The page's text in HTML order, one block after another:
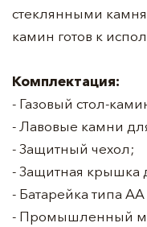
стеклянными
камин готов к
Комплектация:
- Газовый стол-
- Лавовые камни
- Защитный чехол;
- Защитная крышка
- Батарейка типа
- Промышленный